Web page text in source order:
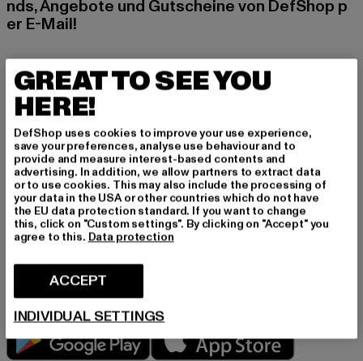
nds, Angebote und Gutscheine von DefShop p
er E-Mail!
An welchen Produkten bist du interessiert?
MÄNNER
FRAUEN
E-MAIL
ANMELDEN
Informationen dazu, wie DefShop mit Deinen Daten umgeht, findest Du
abmelden.Datenschutzerklärung lesen.
Play market
GREAT TO SEE YOU
HERE!
DefShop uses cookies to improve your use experience,
save your preferences, analyse use behaviour and to
provide and measure interest-based contents and
advertising. In addition, we allow partners to extract data
or to use cookies. This may also include the processing of
your data in the USA or other countries which do not have
the EU data protection standard. If you want to change
this, click on "Custom settings". By clicking on "Accept" you
agree to this. Data protection
ACCEPT
INDIVIDUAL SETTINGS